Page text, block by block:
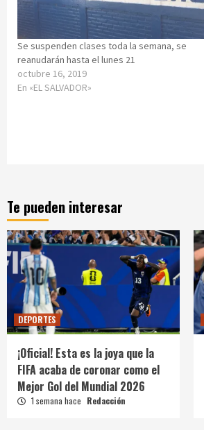
Se suspenden clases toda la semana, se
reanudarán hasta el lunes 21
octubre 16, 2019
En «EL SALVADOR»
Te pueden interesar
DEPORTES
¡Oficial! Esta es la joya que la
FIFA acaba de coronar como el
Mejor Gol del Mundial 2026
1 semana hace Redacción